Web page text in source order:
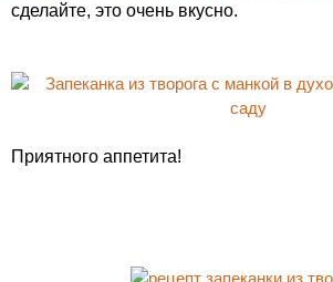
сделайте, это очень вкусно.
Приятного аппетита!